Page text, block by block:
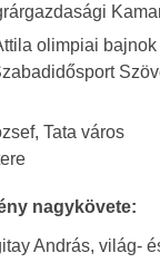
olimpiai bajnok
Tata város
nagykövete:
András, világ-